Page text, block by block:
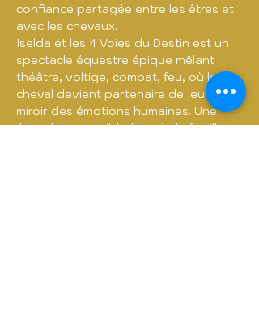
confiance partagée entre les êtres et
avec les chevaux.
Iselda et les 4 Voies du Destin est un
spectacle équestre épique mêlant
théâtre, voltige, combat, feu, où le
cheval devient partenaire de jeu et
miroir des émotions humaines. Une
épopée accessible à toute la famille.